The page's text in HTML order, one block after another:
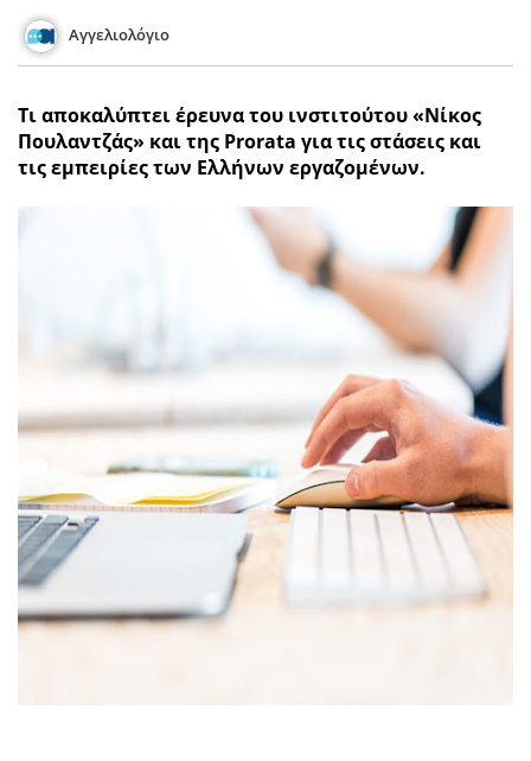
Αγγελιολόγιο
Τι αποκαλύπτει έρευνα του ινστιτούτου «Νίκος
Πουλαντζάς» και της Prorata για τις στάσεις και
τις εμπειρίες των Ελλήνων εργαζομένων.